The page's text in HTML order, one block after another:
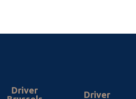
Driver
Driver